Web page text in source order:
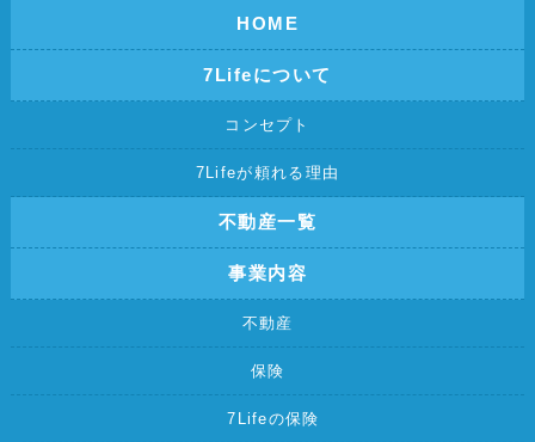
HOME
7Lifeについて
コンセプト
7Lifeが頼れる理由
不動産一覧
事業内容
不動産
保険
7Lifeの保険